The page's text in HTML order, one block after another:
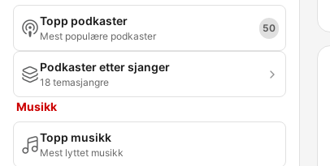
Topp podkaster
Mest populære podkaster
50
Podkaster etter sjanger
18 temasjangre
Musikk
Topp musikk
Mest lyttet musikk